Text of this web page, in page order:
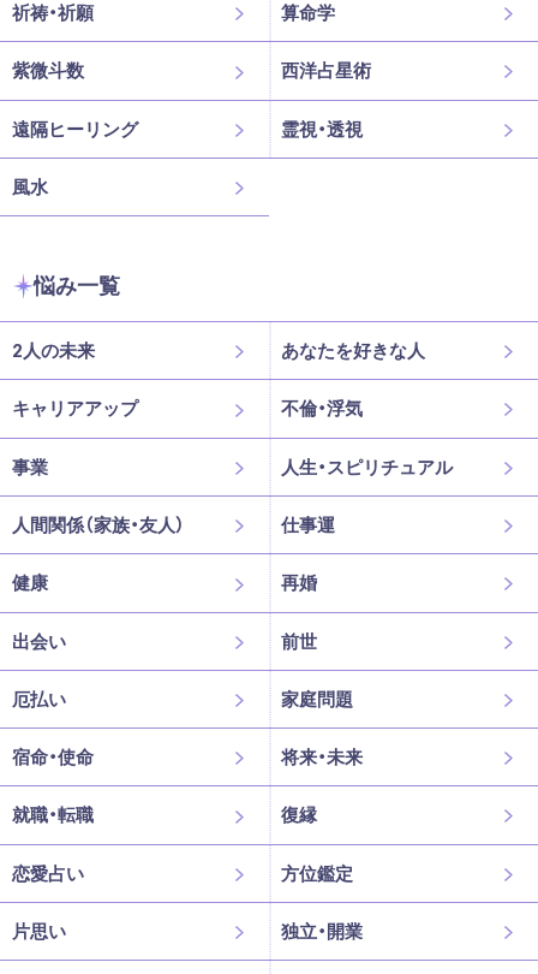
祈祷・祈願 算命学
紫微斗数 西洋占星術
遠隔ヒーリング 霊視・透視
風水
悩み一覧
2人の未来 あなたを好きな人
キャリアアップ 不倫・浮気
事業 人生・スピリチュアル
人間関係（家族・友人） 仕事運
健康 再婚
出会い 前世
厄払い 家庭問題
宿命・使命 将来・未来
就職・転職 復縁
恋愛占い 方位鑑定
片思い 独立・開業